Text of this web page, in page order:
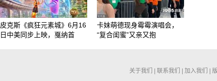
皮克斯《疯狂元素城》6月16
日中美同步上映，戛纳首
卡妹萌德现身霉霉演唱会，
“复合闺蜜”又亲又抱
关于我们 联系我们 加入我们